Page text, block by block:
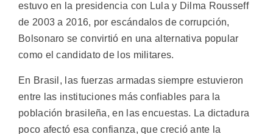
estuvo en la presidencia con Lula y Dilma Rousseff
de 2003 a 2016, por escándalos de corrupción,
Bolsonaro se convirtió en una alternativa popular
como el candidato de los militares.
En Brasil, las fuerzas armadas siempre estuvieron
entre las instituciones más confiables para la
población brasileña, en las encuestas. La dictadura
poco afectó esa confianza, que creció ante la